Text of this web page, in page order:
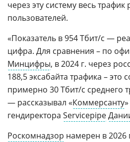
через эту систему весь трафик
пользователей.
«Показатель в 954 Тбит/с —
цифра. Для сравнения – по
Минцифры, в 2024 г. через
188,5 эксабайта трафика – это
примерно 30 Тбит/с среднего
— рассказывал «Коммерсанту
гендиректора Servicepipe
Роскомнадзор намерен в 2026